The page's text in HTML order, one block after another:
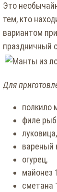
Это
тем, кто
вариантом
праздничный
Для
полкило
филе
луковица,
вареный
огурец,
майонез
сметана